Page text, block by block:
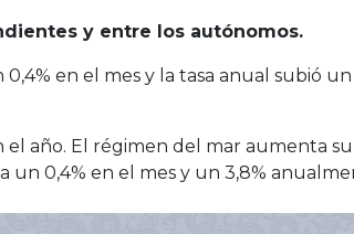
y entre los autónomos.
en el mes y la tasa anual subió
año. El régimen del mar aumenta
un 0,4% en el mes y un 3,8%